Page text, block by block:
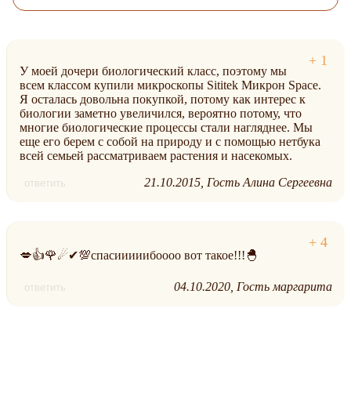
У моей дочери биологический класс, поэтому мы
всем классом купили микроскопы Sititek Микрон Space.
Я осталась довольна покупкой, потому как интерес к
биологии заметно увеличился, вероятно потому, что
многие биологические процессы стали нагляднее. Мы
еще его берем с собой на природу и с помощью нетбука
всей семьей рассматриваем растения и насекомых.
ответить 21.10.2015 Гость Алина Сергеевна
💋👍🌹☄✔💯спасииииибоооо вот такое!!!🐣
ответить 04.10.2020 Гость маргарита